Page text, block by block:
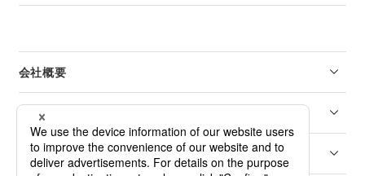
会社概要
リーガル
カスタマーサービス